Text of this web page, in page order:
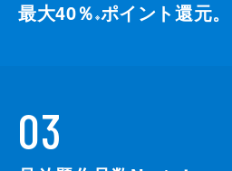
最大40％ ※ポイント還元。
03